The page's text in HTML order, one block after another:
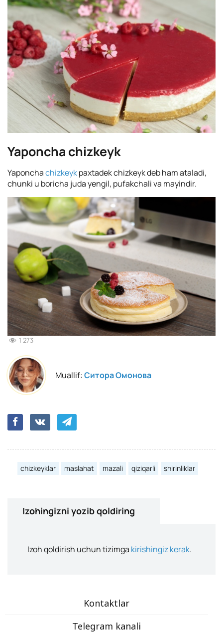
Yaponcha chizkeyk
Yaponchachizkeykpaxtadek chizkeyk deb ham ataladi,
chunki u boricha juda yengil, pufakchali va mayindir.
1 273
Muallif:Ситора Омонова
chizkeyklar maslahat mazali qiziqarli shirinliklar
Izohingizni yozib qoldiring
Izoh qoldirish uchun tizimga kirishingiz kerak.
Kontaktlar
Telegram kanali